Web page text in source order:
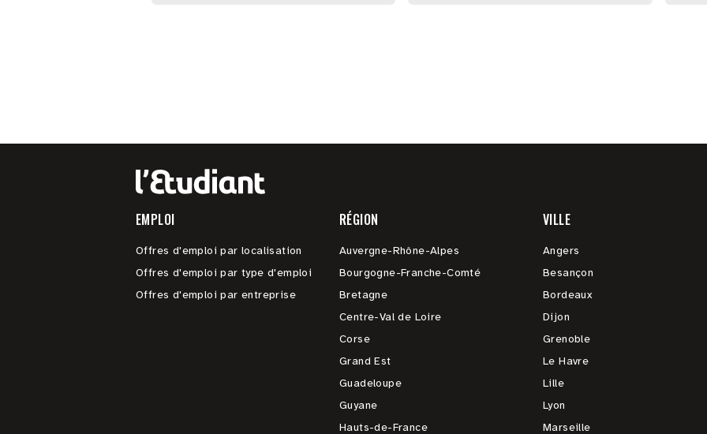
EMPLOI
Offres d'emploi par localisation
Offres d'emploi par type d'emploi
Offres d'emploi par entreprise
RÉGION
Auvergne-Rhône-Alpes
Bourgogne-Franche-Comté
Bretagne
Centre-Val de Loire
Corse
Grand Est
Guadeloupe
Guyane
Hauts-de-France
VILLE
Angers
Besançon
Bordeaux
Dijon
Grenoble
Le Havre
Lille
Lyon
Marseille